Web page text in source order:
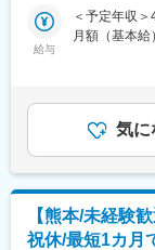
カーディー
した女性社員
名刺交換や電
使用するパ
ぶことがで
く、研修セン
■キャリアパ
まずは先輩の
団】
1981年の創
6,000社以上
いるのは、
足度No.1を
変更の範囲
給与
＜予定年収
月額（基本
社員のみ。
はあくまで
あります。月
気に
【熊本/未経験
祝休/最短1カ月